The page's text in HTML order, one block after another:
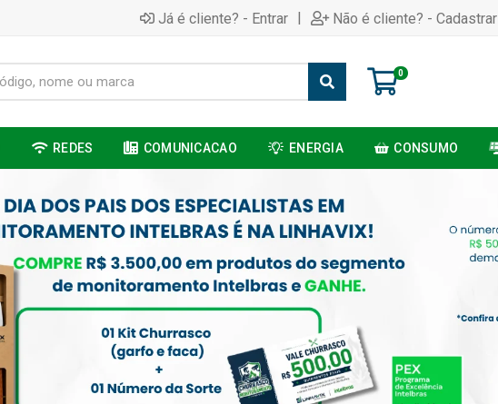
Já é cliente? - Entrar | Não é cliente? - Cadastrar
0
REDES COMUNICACAO ENERGIA CONSUMO